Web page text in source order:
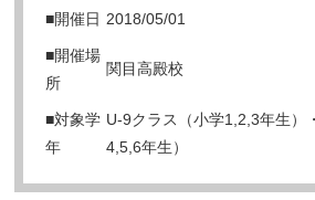
■開催日 2018/05/01
■開催場
所
関目高殿校
■対象学
年
U-9クラス（小学1,2,3年生）
4,5,6年生）